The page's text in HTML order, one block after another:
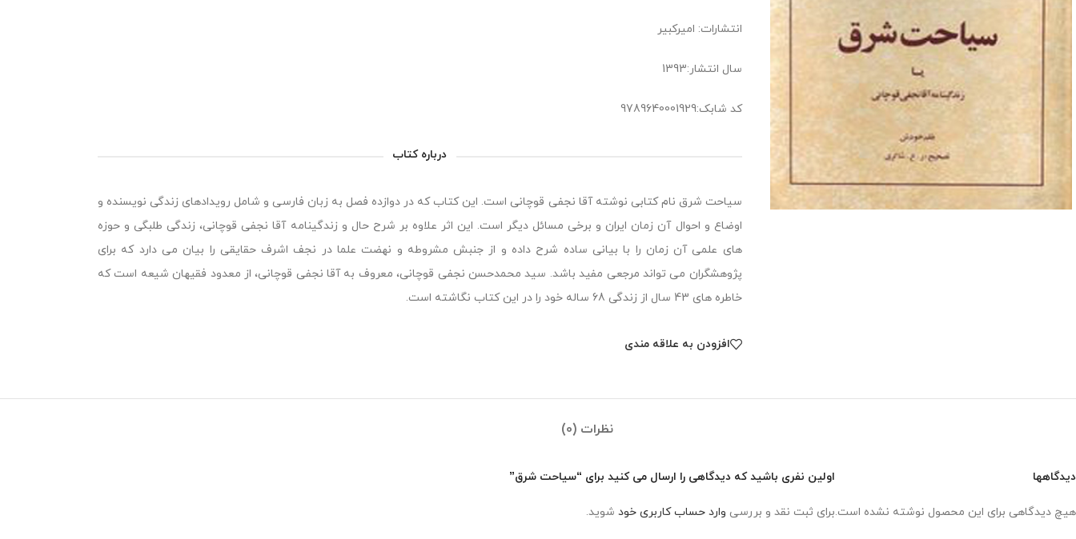
انتشارات: امیرکبیر
سال انتشار:1393
کد شابک:9789640001929
درباره کتاب
سیاحت شرق نام کتابی نوشته آقا نجفی قوچانی است. این کتاب که در دوازده فصل به زبان فارسی و شامل رویدادهای زندگی نویسنده و
اوضاع و احوال آن زمان ایران و برخی مسائل دیگر است. این اثر علاوه بر شرح حال و زندگینامه آقا نجفی قوچانی، زندگی طلبگی و حوزه
های علمی آن زمان را با بیانی ساده شرح داده و از جنبش مشروطه و نهضت علما در نجف اشرف حقایقی را بیان می دارد که برای
پژوهشگران می تواند مرجعی مفید باشد. سید محمدحسن نجفی قوچانی، معروف به آقا نجفی قوچانی، از معدود فقیهان شیعه است که
خاطره های 43 سال از زندگی 68 ساله خود را در این کتاب نگاشته است.
افزودن به علاقه مندی
نظرات (0)
دیدگاهها
هیچ دیدگاهی برای این محصول نوشته نشده است.
اولین نفری باشید که دیدگاهی را ارسال می کنید برای “سیاحت شرق”
برای ثبت نقد و بررسی وارد حساب کاربری خود شوید.